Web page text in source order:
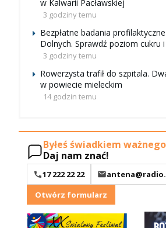
w Kalwarii Pacławskiej
3 godziny temu
Bezpłatne badania
Dolnych. Sprawdź poziom cukru i
3 godziny temu
Rowerzysta trafił do szpitala.
w powiecie mieleckim
14 godzin temu
Byłeś świadkiem
Daj nam znać!
17 222 22 22
Otwórz formularz